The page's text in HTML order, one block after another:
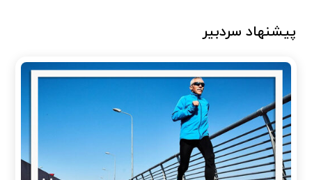
پیشنهاد سردبیر